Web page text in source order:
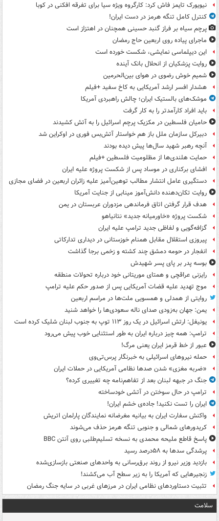
نیویورک تایمز فاش کرد: کارگروه ویژه سیا برای تفرقه افکنی در کوبا
کنترل کامل تنگه هرمز در دست ایران!
پرچم سیاه بر فراز گنبد حسینی همچنان در اهتزاز است
ماجرای پیاده روی اربعین حاج رمضان
این دیپلماسی نمایشی، شکست خورده است
روایت پزشکیان از انحلال بانک آینده
شمیم خوش رضوی در هوای بین‌الحرمین
هشدار افسر ارشد آمریکایی به کاخ سفید +فیلم
موشک‌های بالستیک ایران؛ چالش راهبردی آمریکا
باید افراد کارآمدتر را به کار گرفت
حامیان فلسطین در مکزیک پرچم اسرائیل را به آتش کشیدند
دبیرکل سازمان ملل باز هم خواستار آتش‌بس فوری در اوکراین شد
آنچه رهبر شهید سال‌ها پیش دیده بودند
حمایت هلندی‌ها از مظلومیت فلسطین +فیلم
افشای برکناری در موساد پس از شکست پروژه علیه ایران
دستگیری عامل انتشار مطالب توهین‌آمیز علیه زائران اربعین در فضای مجازی
روایت تکان‌دهنده دانش‌آموز مینابی از جنایت آمریکا
هدف قرار گرفتن اتاق‌ فرماندهی مزدوران عربستان در یمن
شکست پروژه «خاورمیانه جدید» نتانیاهو
گزافه‌گویی و لفاظی جدید ترامپ علیه ایران
پیروزی استقلال مقابل همنام خوزستانی در دیداری تدارکاتی
انفجار در حومه دمشق چند کشته و زخمی برجا گذاشت
بوسه‌ پدر بر پای پسر شهیدش
رایزنی عراقچی و همتای موریتانی خود درباره تحولات منطقه
موج تهدید علیه قضات آمریکایی پس از صدور حکم علیه ترامپ
روایتی از همدلی و همسویی ملت‌ها در مراسم اربعین
یمن: جهان به‌زودی صدای ناله سعودی‌ها را خواهد شنید
یونیفل: ارتش اسرائیل در یک روز ۱۱۳ توپ به جنوب لبنان شلیک کرده است
ترامپ: همه چیز درباره ایران به طور استثنایی خوب پیش می‌رود
عبور از خط قرمز ایران یعنی مرگ!
حمله نیروهای اسرائیلی به خبرنگار پرس‌تی‌وی
«ضربه مغزی» شدن صدها نظامی آمریکایی در حملات ایران
جنگ در جبهه لبنان بعد از تفاهم‌نامه چه تغییری کرده؟
ترامپ در حال سوختن در آتشی خودساخته
ایران را تست نکنید! جاده‌ی خشم ایران!
واکنش سفارت ایران به بیانیه مغرضانه نمایندگان پارلمان اتریش
کریدورهای شمالی و جنوبی تنگه هرمز حذف می‌شوند
پاسخ قاطع ملیحه محمدی به نسخه تسلیم‌طلبی روی آنتن BBC
پرشدگی سدها به ۵۸درصد رسید
بازدید وزیر نیرو از روند برق‌رسانی به واحدهای صنعتی بازسازی‌شده
زنجیرهایی که آمریکا را به زیر سطح آب می‌کشند!
تثبیت دستاوردهای نظامی ایران در مرزهای غربی در سایه جنگ رمضان
سلامت